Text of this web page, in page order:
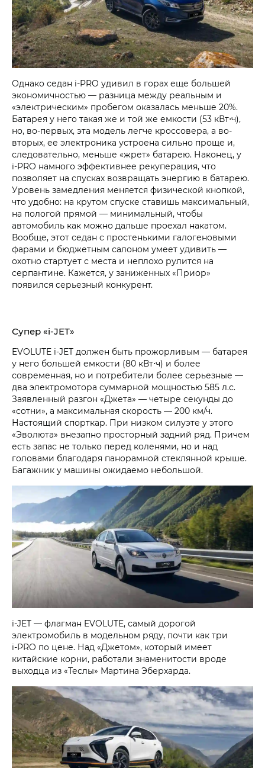
Однако седан i‑PRO удивил в горах еще большей
экономичностью — разница между реальным и
«электрическим» пробегом оказалась меньше 20%.
Батарея у него такая же и той же емкости (53 кВт⋅ч),
но, во-первых, эта модель легче кроссовера, а во-
вторых, ее электроника устроена сильно проще и,
следовательно, меньше «жрет» батарею. Наконец, у
i‑PRO намного эффективнее рекуперация, что
позволяет на спусках возвращать энергию в батарею.
Уровень замедления меняется физической кнопкой,
что удобно: на крутом спуске ставишь максимальный,
на пологой прямой — минимальный, чтобы
автомобиль как можно дальше проехал накатом.
Вообще, этот седан с простенькими галогеновыми
фарами и бюджетным салоном умеет удивить —
охотно стартует с места и неплохо рулится на
серпантине. Кажется, у заниженных «Приор»
появился серьезный конкурент.
Супер «i‑JET»
EVOLUTE i‑JET должен быть прожорливым — батарея
у него большей емкости (80 кВт⋅ч) и более
современная, но и потребители более серьезные —
два электромотора суммарной мощностью 585 л.с.
Заявленный разгон «Джета» — четыре секунды до
«сотни», а максимальная скорость — 200 км/ч.
Настоящий спорткар. При низком силуэте у этого
«Эволюта» внезапно просторный задний ряд. Причем
есть запас не только перед коленями, но и над
головами благодаря панорамной стеклянной крыше.
Багажник у машины ожидаемо небольшой.
i‑JET — флагман EVOLUTE, самый дорогой
электромобиль в модельном ряду, почти как три
i‑PRO по цене. Над «Джетом», который имеет
китайские корни, работали знаменитости вроде
выходца из «Теслы» Мартина Эберхарда.